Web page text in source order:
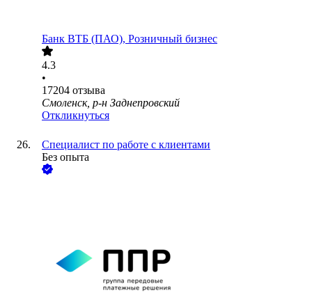
Банк ВТБ (ПАО), Розничный бизнес
4.3
•
17204 отзыва
Смоленск, р-н Заднепровский
Откликнуться
Специалист по работе с клиентами
Без опыта